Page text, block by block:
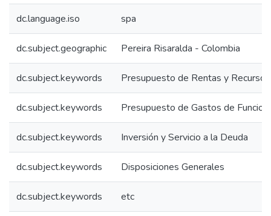
dc.language.iso spa
dc.subject.geographic Pereira Risaralda - Colombia
dc.subject.keywords Presupuesto de Rentas y
dc.subject.keywords Presupuesto de Gastos de
dc.subject.keywords Inversión y Servicio a la Deuda
dc.subject.keywords Disposiciones Generales
dc.subject.keywords etc